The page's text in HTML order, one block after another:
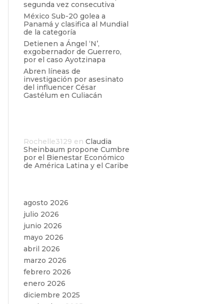
segunda vez consecutiva
México Sub-20 golea a
Panamá y clasifica al Mundial
de la categoría
Detienen a Ángel ‘N’,
exgobernador de Guerrero,
por el caso Ayotzinapa
Abren líneas de
investigación por asesinato
del influencer César
Gastélum en Culiacán
Rochelle3129 en Claudia
Sheinbaum propone Cumbre
por el Bienestar Económico
de América Latina y el Caribe
agosto 2026
julio 2026
junio 2026
mayo 2026
abril 2026
marzo 2026
febrero 2026
enero 2026
diciembre 2025